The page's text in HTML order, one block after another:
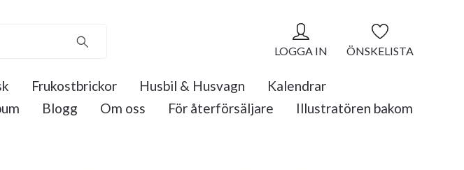
LOGGA IN ÖNSKELISTA
Frukostbrickor Husbil & Husvagn
Kalendrar
Blogg Om oss För återförsäljare Illustratören bakom